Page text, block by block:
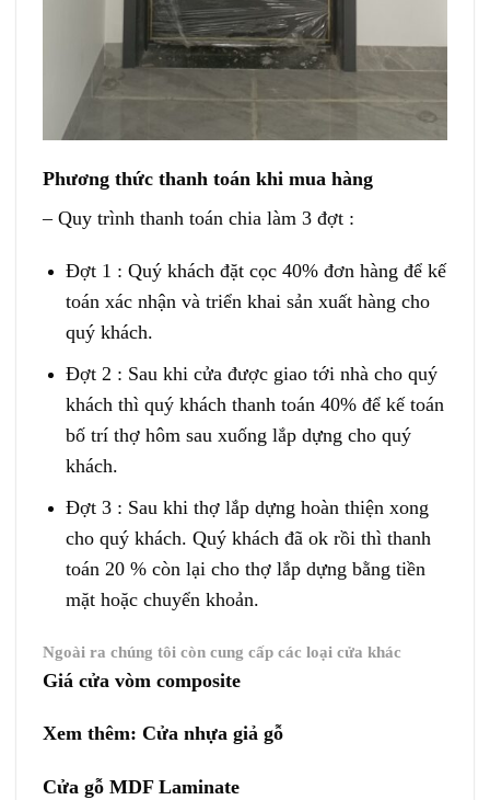
Phương thức thanh toán khi mua hàng
– Quy trình thanh toán chia làm 3 đợt :
Đợt 1 : Quý khách đặt cọc 40% đơn hàng để kế
toán xác nhận và triển khai sản xuất hàng cho
quý khách.
Đợt 2 : Sau khi cửa được giao tới nhà cho quý
khách thì quý khách thanh toán 40% để kế toán
bố trí thợ hôm sau xuống lắp dựng cho quý
khách.
Đợt 3 : Sau khi thợ lắp dựng hoàn thiện xong
cho quý khách. Quý khách đã ok rồi thì thanh
toán 20 % còn lại cho thợ lắp dựng bằng tiền
mặt hoặc chuyển khoản.
Ngoài ra chúng tôi còn cung cấp các loại cửa khác
Giá cửa vòm composite
Xem thêm: Cửa nhựa giả gỗ
Cửa gỗ MDF Laminate